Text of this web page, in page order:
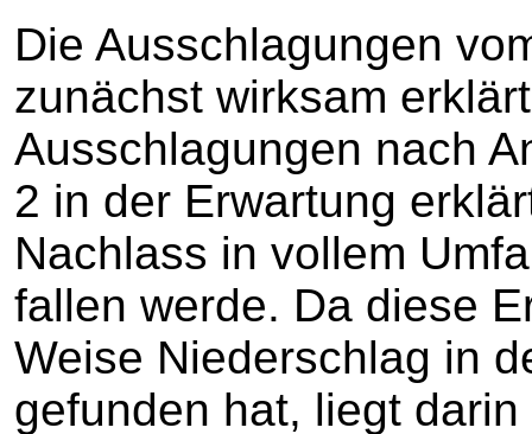
Die Ausschlagungen
zunächst wirksam
Ausschlagungen nach
2 in der Erwartung
Nachlass in vollem
fallen werde. Da diese
Weise Niederschlag in
gefunden hat, liegt